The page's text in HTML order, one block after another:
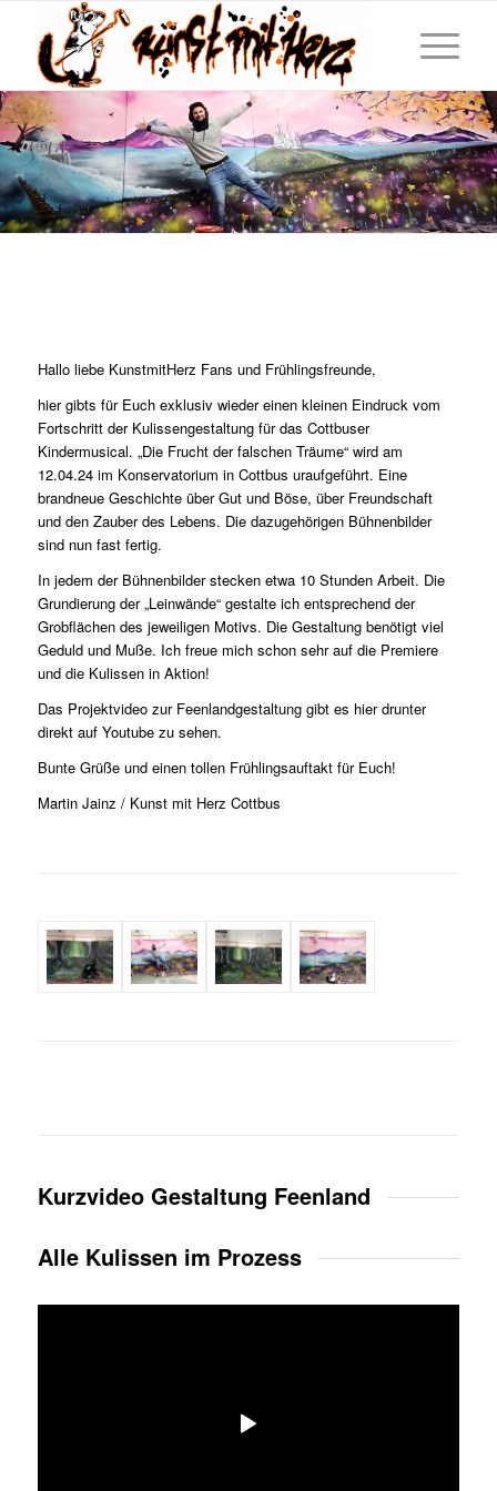
Hallo liebe KunstmitHerz Fans und Frühlingsfreunde,
hier gibts für Euch exklusiv wieder einen kleinen Eindruck vom
Fortschritt der Kulissengestaltung für das Cottbuser
Kindermusical. „Die Frucht der falschen Träume“ wird am
12.04.24 im Konservatorium in Cottbus uraufgeführt. Eine
brandneue Geschichte über Gut und Böse, über Freundschaft
und den Zauber des Lebens. Die dazugehörigen Bühnenbilder
sind nun fast fertig.
In jedem der Bühnenbilder stecken etwa 10 Stunden Arbeit. Die
Grundierung der „Leinwände“ gestalte ich entsprechend der
Grobflächen des jeweiligen Motivs. Die Gestaltung benötigt viel
Geduld und Muße. Ich freue mich schon sehr auf die Premiere
und die Kulissen in Aktion!
Das Projektvideo zur Feenlandgestaltung gibt es hier drunter
direkt auf Youtube zu sehen.
Bunte Grüße und einen tollen Frühlingsauftakt für Euch!
Martin Jainz / Kunst mit Herz Cottbus
Kurzvideo Gestaltung Feenland
Alle Kulissen im Prozess